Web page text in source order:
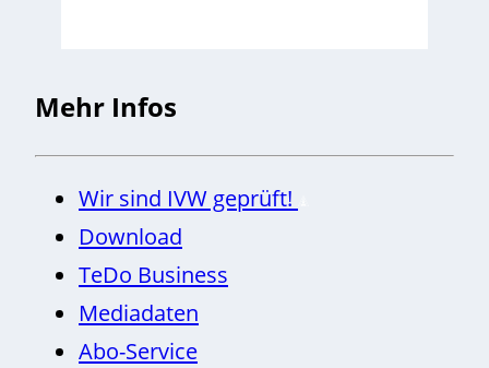
Mehr Infos
Wir sind IVW geprüft!
Download
TeDo Business
Mediadaten
Abo-Service